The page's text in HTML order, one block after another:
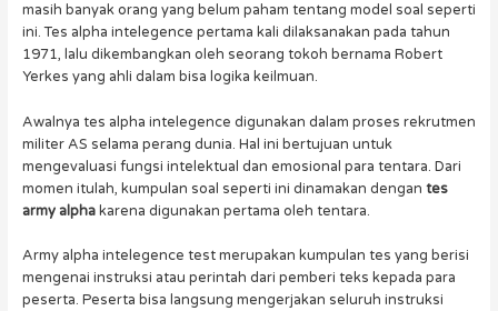
masih banyak orang yang belum paham tentang model soal seperti
ini. Tes alpha intelegence pertama kali dilaksanakan pada tahun
1971, lalu dikembangkan oleh seorang tokoh bernama Robert
Yerkes yang ahli dalam bisa logika keilmuan.
Awalnya tes alpha intelegence digunakan dalam proses rekrutmen
militer AS selama perang dunia. Hal ini bertujuan untuk
mengevaluasi fungsi intelektual dan emosional para tentara. Dari
momen itulah, kumpulan soal seperti ini dinamakan dengan tes
army alpha karena digunakan pertama oleh tentara.
Army alpha intelegence test merupakan kumpulan tes yang berisi
mengenai instruksi atau perintah dari pemberi teks kepada para
peserta. Peserta bisa langsung mengerjakan seluruh instruksi